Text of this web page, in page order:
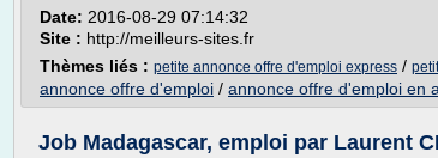
Date: 2016-08-29 07:14:32
Site : http://meilleurs-sites.fr
Thèmes liés : petite annonce offre d'emploi express /
annonce offre d'emploi / annonce offre d'emploi en
Job Madagascar, emploi par Laurent